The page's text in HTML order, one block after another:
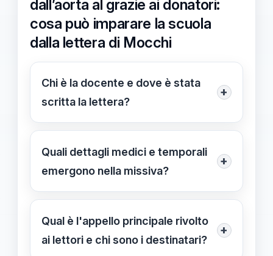
dall’aorta al grazie ai donatori:
cosa può imparare la scuola
dalla lettera di Mocchi
Chi è la docente e dove è stata
scritta la lettera?
+
La docente è Chiara Mocchi, 57 anni,
insegnante di francese alla scuola
media Leonardo da Vinci di Trescore
dal Papa Giovanni XXIII di Bergamo
tramite il suo legale.
Quali dettagli medici e temporali
emergono nella missiva?
+
La missiva descrive un fendente a
mezzo millimetro dall’aorta, una
perdita di quasi 1,5 litri di sangue e
Qual è l'appello principale rivolto
ai lettori e chi sono i destinatari?
+